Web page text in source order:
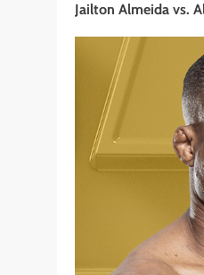
Jailton Almeida vs.